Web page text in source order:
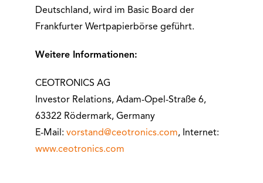
Deutschland, wird im Basic Board der
Frankfurter Wertpapierbörse geführt.
Weitere Informationen:
CEOTRONICS AG
Investor Relations, Adam-Opel-Straße 6,
63322 Rödermark, Germany
E-Mail: vorstand@ceotronics.com, Internet:
www.ceotronics.com